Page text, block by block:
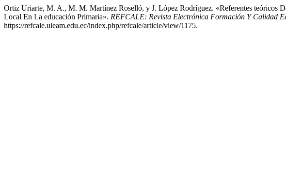
Ortiz Uriarte, M. A., M. M. Martínez Roselló, y J. López Rodríguez. «Referentes teóricos
Local En La educación Primaria». REFCALE: Revista Electrónica Formación Y Calidad
https://refcale.uleam.edu.ec/index.php/refcale/article/view/1175.